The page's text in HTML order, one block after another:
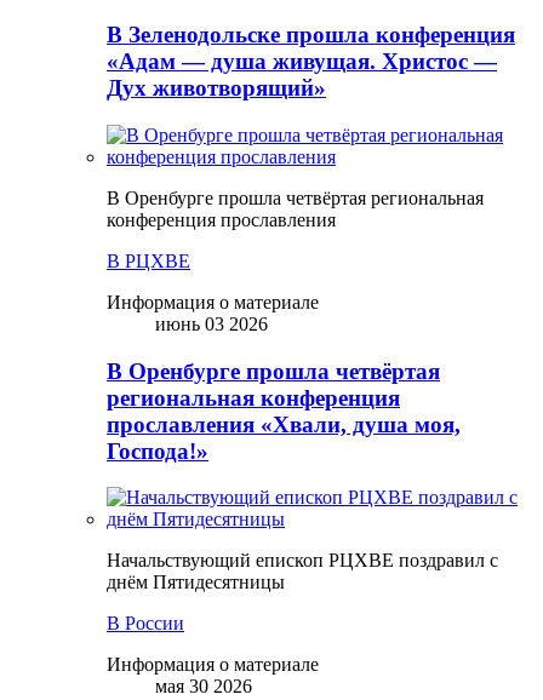
В Зеленодольске прошла конференция
«Адам — душа живущая. Христос —
Дух животворящий»
В Оренбурге прошла четвёртая региональная
конференция прославления
В РЦХВЕ
Информация о материале
июнь 03 2026
В Оренбурге прошла четвёртая
региональная конференция
прославления «Хвали, душа моя,
Господа!»
Начальствующий епископ РЦХВЕ поздравил с
днём Пятидесятницы
В России
Информация о материале
мая 30 2026